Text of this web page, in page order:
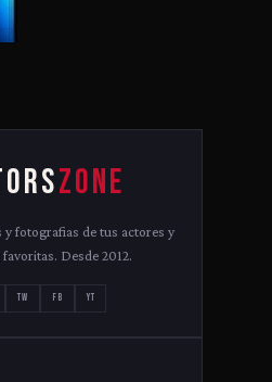
ZONE
y fotografias de tus actores y
Desde 2012.
TW FB YT